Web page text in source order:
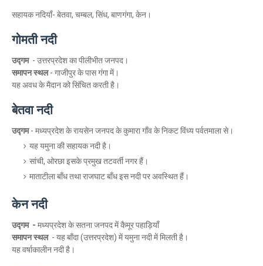
सहायक नदियाँ- बेतवा, चम्बल, सिंध, बाणगंगा, केन।
गोमती नदी
उद्गम - उत्तरप्रदेश का पीलीभीत जनपद।
समापन स्थल- गाजीपुर के पास गंगा में।
यह अवध के मैदान को सिंचित करती है।
बेतवा नदी
उद्गम- मध्यप्रदेश के रायसेन जनपद के कुमारा गाँव के निकट विंध्य पर्वतमाला से।
यह यमुना की सहायक नदी है।
सांची, ओरछा इसके प्रमुख तटवर्ती नगर हैं।
माताटीला बाँध तथा राजघाट बाँध इस नदी पर अवस्थित हैं।
केन नदी
उद्गम- मध्यप्रदेश के सतना जनपद में कैमूर पहाड़ियाँ
समापन स्थल- यह बाँदा (उत्तरप्रदेश) में यमुना नदी में मिलती है।
यह वर्षाकालीन नदी है।